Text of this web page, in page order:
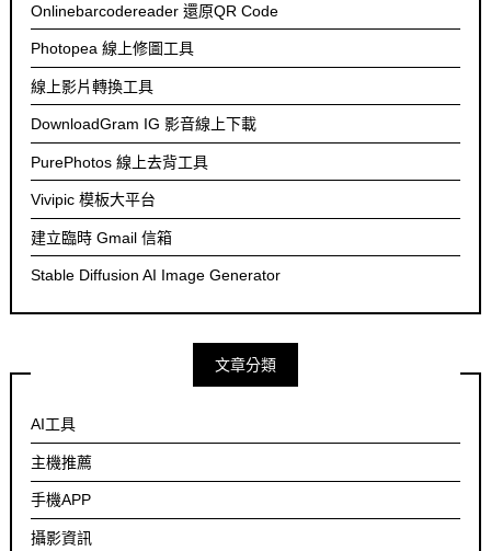
Onlinebarcodereader 還原QR Code
Photopea 線上修圖工具
線上影片轉換工具
DownloadGram IG 影音線上下載
PurePhotos 線上去背工具
Vivipic 模板大平台
建立臨時 Gmail 信箱
Stable Diffusion AI Image Generator
文章分類
AI工具
主機推薦
手機APP
攝影資訊